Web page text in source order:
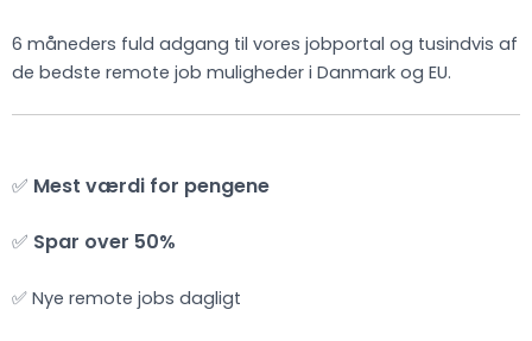
6 måneders fuld adgang til vores jobportal og tusindvis af
de bedste remote job muligheder i Danmark og EU.
✅ Mest værdi for pengene
✅ Spar over 50%
✅ Nye remote jobs dagligt